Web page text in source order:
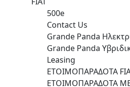
500e
Contact Us
Grande Panda
Grande Panda
Leasing
ΕΤΟΙΜΟΠΑΡΑΔΟΤΑ
ΕΤΟΙΜΟΠΑΡΑΔΟΤΑ